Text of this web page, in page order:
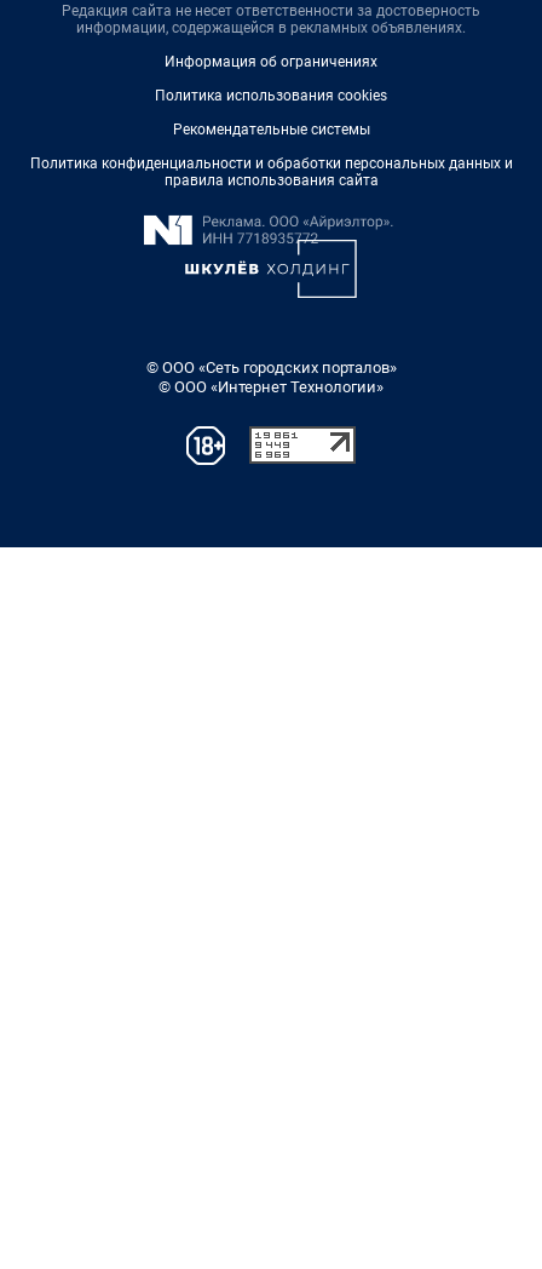
Редакция сайта не несет ответственности за достоверность
информации, содержащейся в рекламных объявлениях.
Информация об ограничениях
Политика использования cookies
Рекомендательные системы
Политика конфиденциальности и обработки персональных данных и
правила использования сайта
© ООО «Сеть городских порталов»
© ООО «Интернет Технологии»